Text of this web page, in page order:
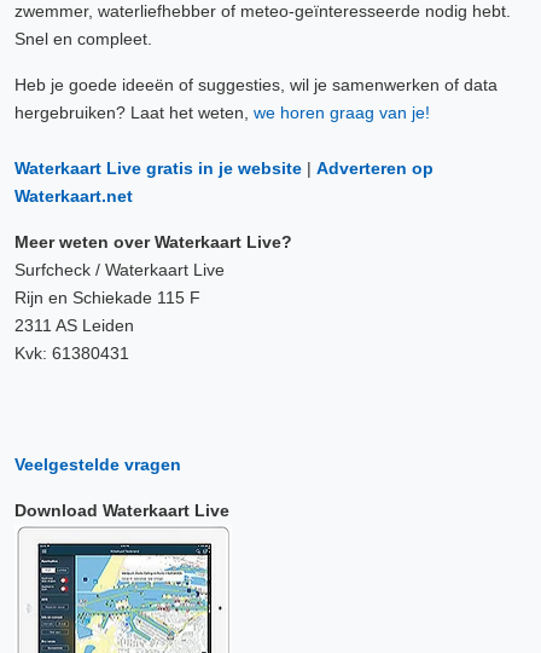
zwemmer, waterliefhebber of meteo-geïnteresseerde nodig hebt.
Snel en compleet.
Heb je goede ideeën of suggesties, wil je samenwerken of data
hergebruiken? Laat het weten, we horen graag van je!
Waterkaart Live gratis in je website | Adverteren op
Waterkaart.net
Meer weten over Waterkaart Live?
Surfcheck / Waterkaart Live
Rijn en Schiekade 115 F
2311 AS Leiden
Kvk: 61380431
Veelgestelde vragen
Download Waterkaart Live